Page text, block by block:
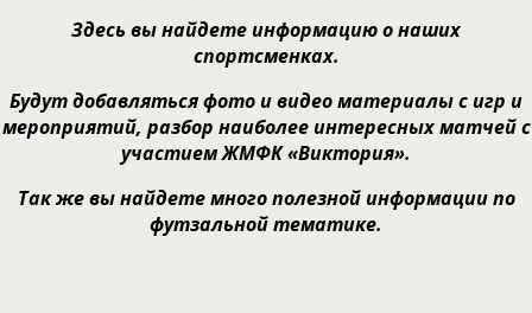
Здесь вынайдете информацию онаших
спортсменках.
Будут добавляться фото ивидео материалы с игр и
мероприятий, разбор наиболее интересныхматчей с
участием ЖМФК «Виктория».
Так же вы найдете много полезной информации по
футзальной тематике.